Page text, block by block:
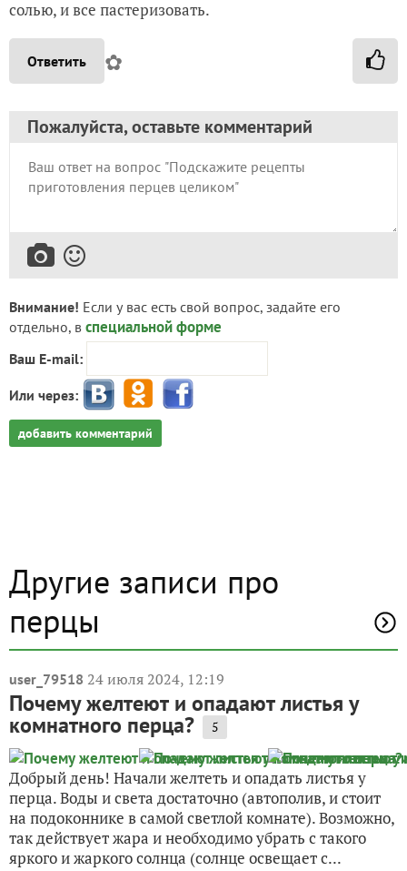
солью, и все пастеризовать.
Ответить ✿
Пожалуйста, оставьте комментарий
Внимание! Если у вас есть свой вопрос, задайте его
отдельно, в специальной форме
Ваш E-mail:
Или через:
добавить комментарий
Другие записи про
перцы
user_79518 24 июля 2024, 12:19
Почему желтеют и опадают листья у
комнатного перца? 5
Добрый день! Начали желтеть и опадать листья у
перца. Воды и света достаточно (автополив, и стоит
на подоконнике в самой светлой комнате). Возможно,
так действует жара и необходимо убрать с такого
яркого и жаркого солнца (солнце освещает с...